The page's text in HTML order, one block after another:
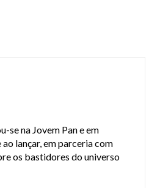
se na Jovem Pan e em
lançar, em parceria com
os bastidores do universo